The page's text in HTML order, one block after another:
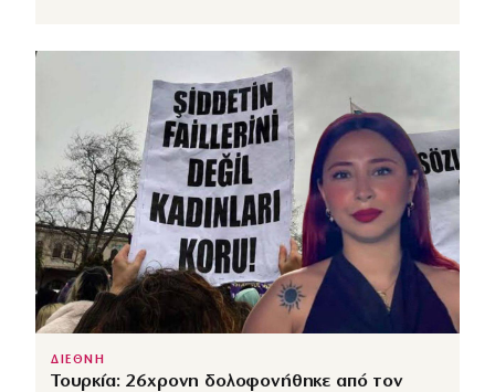
ΔΙΕΘΝΗ
Τουρκία: 26χρονη δολοφονήθηκε από τον